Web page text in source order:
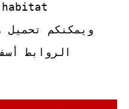
ويمكنكم تحميل
الروابط